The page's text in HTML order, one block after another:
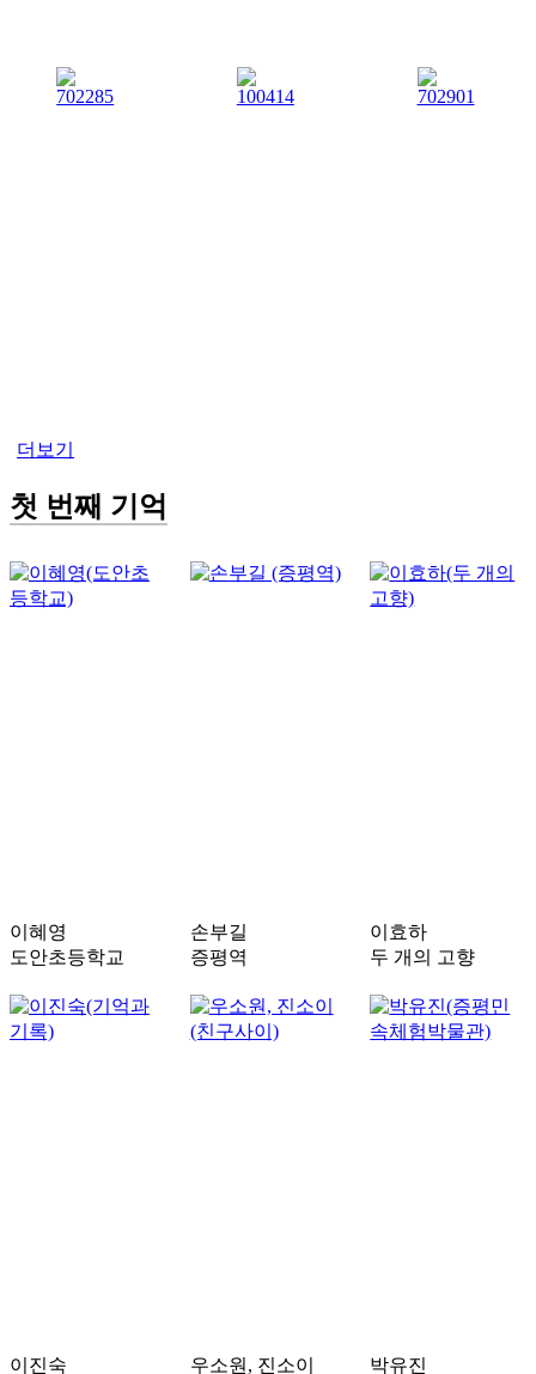
더보기
첫 번째 기억
이혜영
도안초등학교
손부길
증평역
이효하
두 개의 고향
이진숙
우소원, 진소이
박유진